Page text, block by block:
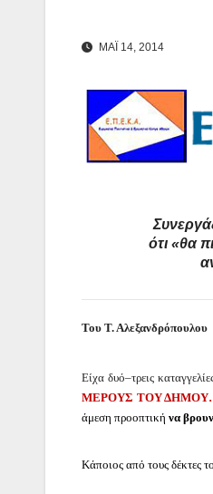
ΜΑΪ 14, 2014
ότι «θα
Του Τ. Αλεξανδρόπουλου
Είχα δυό–τρεις
ΜΕΡΟΥΣ ΤΟΥ
άμεση προοπτική να
Κάποιος από τους δέκτες